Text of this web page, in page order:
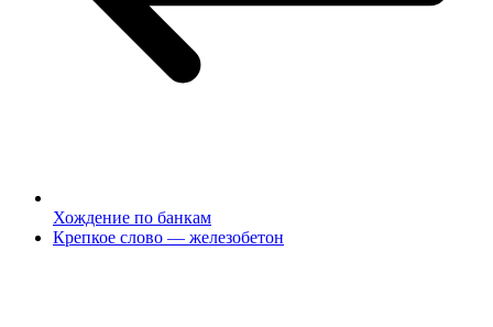
Хождение по банкам
Крепкое слово — железобетон